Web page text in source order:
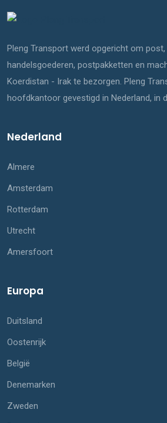
Pleng Transport werd opgericht om
handelsgoederen, postpakketten en
Koerdistan - Irak te bezorgen. Pleng
hoofdkantoor gevestigd in Nederland, in
Nederland
Almere
Amsterdam
Rotterdam
Utrecht
Amersfoort
Europa
Duitsland
Oostenrijk
België
Denemarken
Zweden